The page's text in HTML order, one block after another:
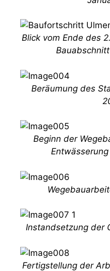
Blick vom Ende des
Beräumung des
Beginn der
Instandsetzung der
Fertigstellung der